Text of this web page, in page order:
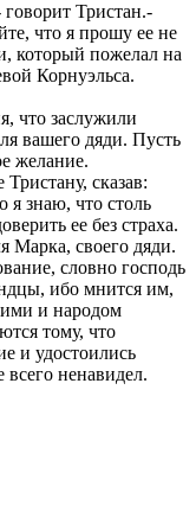
Тристан.-
что я прошу ее не
который пожелал на
Корнуэльса.
что заслужили
вашего дяди. Пусть
желание.
сказав:
я знаю, что столь
ее без страха.
Марка, своего дяди.
словно господь
ибо мнится им,
и народом
тому, что
и удостоились
всего ненавидел.